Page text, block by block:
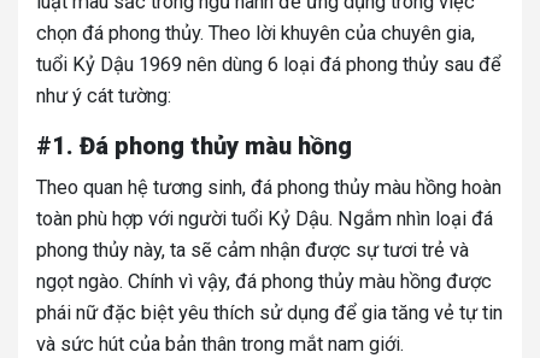
chọn đá phong thủy. Theo lời khuyên của chuyên gia,
tuổi Kỷ Dậu 1969 nên dùng 6 loại đá phong thủy sau để
như ý cát tường:
#1. Đá phong thủy màu hồng
Theo quan hệ tương sinh, đá phong thủy màu hồng hoàn
toàn phù hợp với người tuổi Kỷ Dậu. Ngắm nhìn loại đá
phong thủy này, ta sẽ cảm nhận được sự tươi trẻ và
ngọt ngào. Chính vì vậy, đá phong thủy màu hồng được
phái nữ đặc biệt yêu thích sử dụng để gia tăng vẻ tự tin
và sức hút của bản thân trong mắt nam giới.